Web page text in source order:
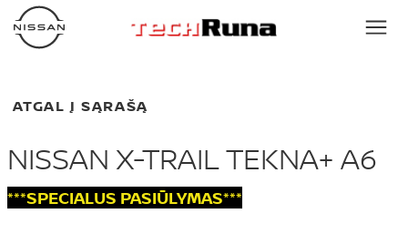
ATGAL Į SĄRAŠĄ
NISSAN X-TRAIL TEKNA+ A6
***SPECIALUS PASIŪLYMAS***